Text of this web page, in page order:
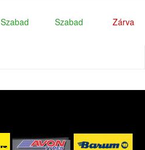
Szabad Szabad Zárva